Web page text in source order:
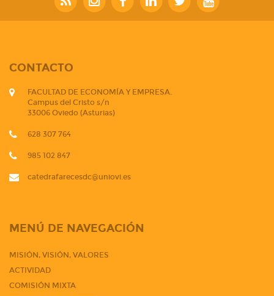
CONTACTO
FACULTAD DE ECONOMÍA Y EMPRESA.
Campus del Cristo s/n
33006 Oviedo (Asturias)
628 307 764
985 102 847
catedrafarecesdc@uniovi.es
MENÚ DE NAVEGACIÓN
MISIÓN, VISIÓN, VALORES
ACTIVIDAD
COMISIÓN MIXTA